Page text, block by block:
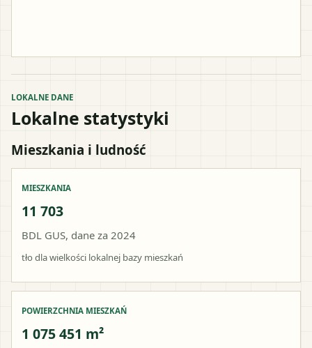
LOKALNE DANE
Lokalne statystyki
Mieszkania i ludność
MIESZKANIA
11 703
BDL GUS, dane za 2024
tło dla wielkości lokalnej bazy mieszkań
POWIERZCHNIA MIESZKAŃ
1 075 451 m²